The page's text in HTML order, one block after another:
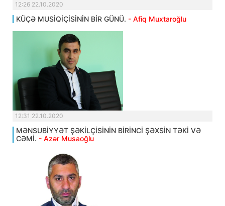
12:26 22.10.2020
KÜÇƏ MUSİQİÇİSİNİN BİR GÜNÜ. - Afiq Muxtaroğlu
12:31 22.10.2020
MƏNSUBİYYƏT ŞƏKİLÇİSİNİN BİRİNCİ ŞƏXSİN TƏKİ VƏ
CƏMİ. - Azər Musaoğlu